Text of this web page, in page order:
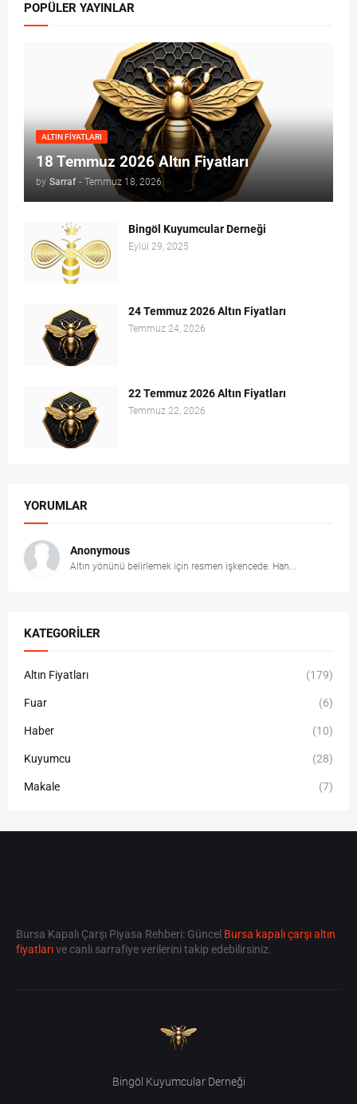
POPÜLER YAYINLAR
ALTIN FIYATLARI
18 Temmuz 2026 Altın Fiyatları
by Sarraf - Temmuz 18, 2026
Bingöl Kuyumcular Derneği
Eylül 29, 2025
24 Temmuz 2026 Altın Fiyatları
Temmuz 24, 2026
22 Temmuz 2026 Altın Fiyatları
Temmuz 22, 2026
YORUMLAR
Anonymous
Altın yönünü belirlemek için resmen işkencede. Han...
KATEGORILER
Altın Fiyatları (179)
Fuar (6)
Haber (10)
Kuyumcu (28)
Makale (7)
Bursa Kapalı Çarşı Piyasa Rehberi: Güncel Bursa kapalı çarşı altın
fiyatlarıve canlı sarrafiye verilerini takip edebilirsiniz.
Bingöl Kuyumcular Derneği